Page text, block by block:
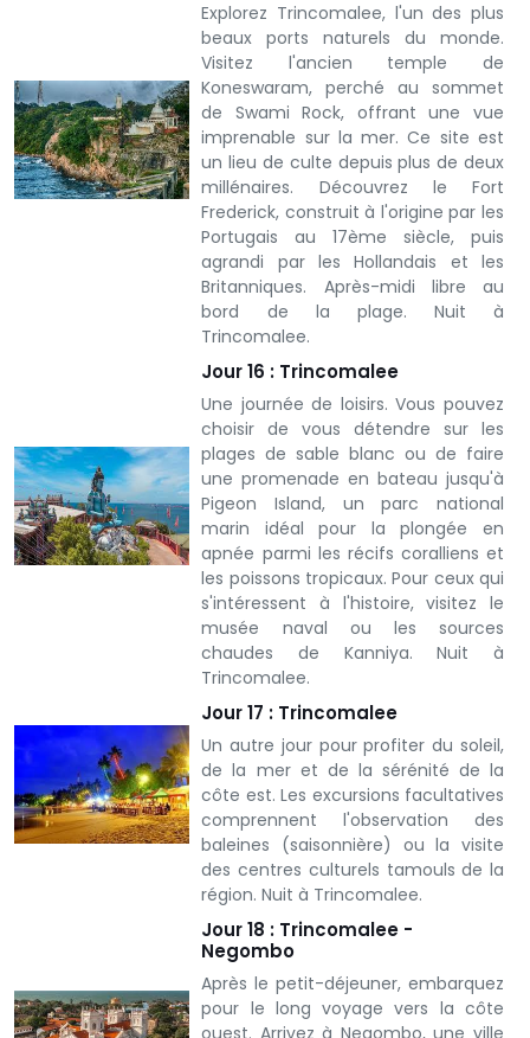
Explorez Trincomalee, l'un des plus
beaux ports naturels du monde.
Visitez l'ancien temple de
Koneswaram, perché au sommet
de Swami Rock, offrant une vue
imprenable sur la mer. Ce site est
un lieu de culte depuis plus de deux
millénaires. Découvrez le Fort
Frederick, construit à l'origine par les
Portugais au 17ème siècle, puis
agrandi par les Hollandais et les
Britanniques. Après-midi libre au
bord de la plage. Nuit à
Trincomalee.
Jour 16 : Trincomalee
Une journée de loisirs.Vous pouvez
choisir de vous détendre sur les
plages de sable blanc ou de faire
une promenade en bateau jusqu'à
Pigeon Island, un parc national
marin idéal pour la plongée en
apnée parmi les récifs coralliens et
les poissons tropicaux.Pour ceux qui
s'intéressent à l'histoire, visitez le
musée naval ou les sources
chaudes de Kanniya.Nuit à
Trincomalee.
Jour 17 : Trincomalee
Un autre jour pour profiter du soleil,
de la mer et de la sérénité de la
côte est. Les excursions facultatives
comprennent l'observation des
baleines (saisonnière) ou la visite
des centres culturels tamouls de la
région. Nuit à Trincomalee.
Jour 18 : Trincomalee -
Negombo
Après le petit-déjeuner, embarquez
pour le long voyage vers la côte